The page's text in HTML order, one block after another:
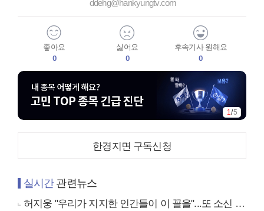
ddehg@hankyungtv.com
좋아요
0
싫어요
0
후속기사 원해요
0
1 /5
한경지면 구독신청
실시간관련뉴스
허지웅 "우리가 지지한 인간들이 이 꼴을"...또 소신 발언